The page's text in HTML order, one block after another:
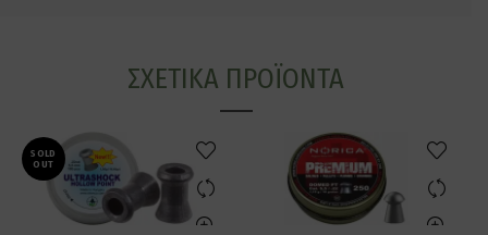
ΣΧΕΤΙΚΆ ΠΡΟΪΌΝΤΑ
SOLD
OUT